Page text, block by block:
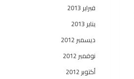
فبراير 2013
يناير 2013
ديسمبر 2012
نوفمبر 2012
أكتوبر 2012